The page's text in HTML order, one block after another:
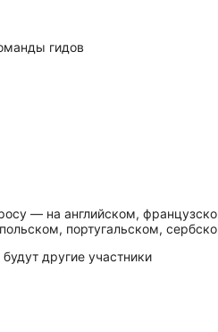
гидов
— на английском,
португальском,
другие участники